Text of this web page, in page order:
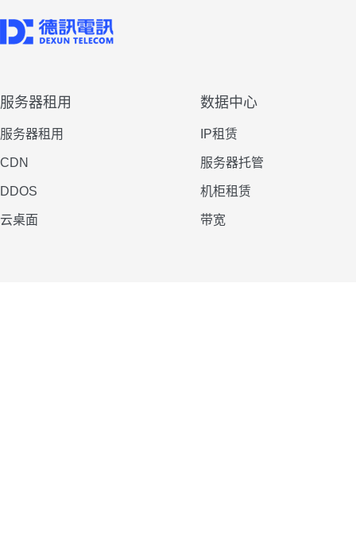
服务器租用
服务器租用
CDN
DDOS
云桌面
数据中心
IP租赁
服务器托管
机柜租赁
带宽